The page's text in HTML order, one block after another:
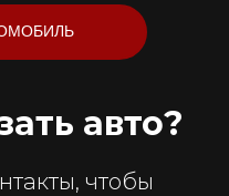
авто?
чтобы